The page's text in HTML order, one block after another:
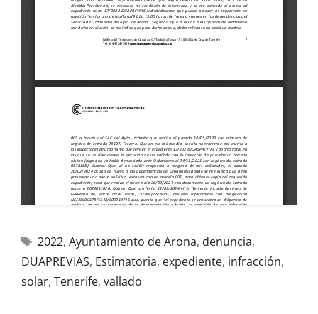
2022, Ayuntamiento de Arona, denuncia,
DUAPREVIAS, Estimatoria, expediente, infracción,
solar, Tenerife, vallado